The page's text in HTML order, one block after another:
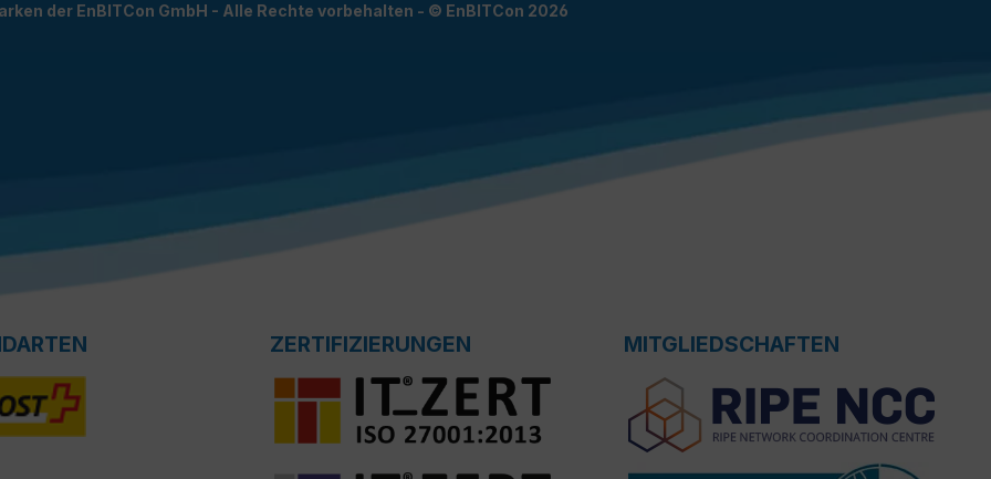
der EnBITCon GmbH - Alle Rechte vorbehalten - © EnBITCon 2026
ZERTIFIZIERUNGEN MITGLIEDSCHAFTEN